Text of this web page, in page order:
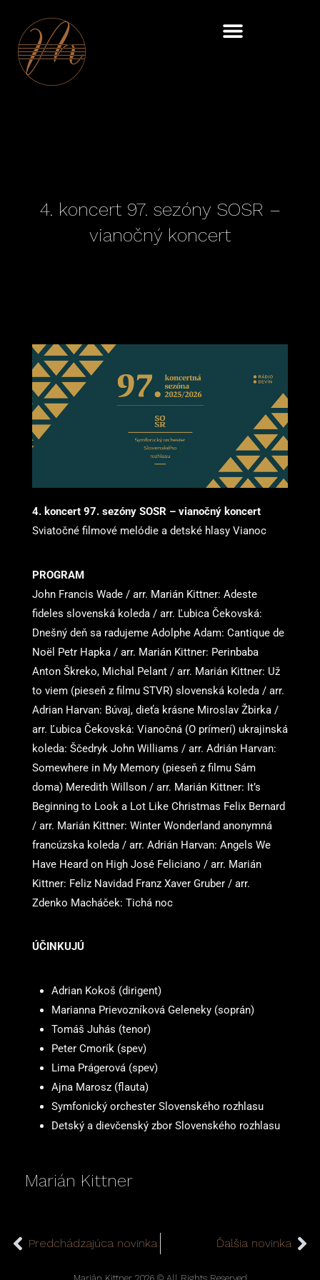
content
4. koncert 97. sezóny SOSR –
vianočný koncert
4. koncert 97. sezóny SOSR – vianočný koncert
Sviatočné filmové melódie a detské hlasy Vianoc
PROGRAM
John Francis Wade / arr. Marián Kittner: Adeste
fideles slovenská koleda / arr. Ľubica Čekovská:
Dnešný deň sa radujeme Adolphe Adam: Cantique de
Noël Petr Hapka / arr. Marián Kittner: Perinbaba
Anton Škreko, Michal Pelant / arr. Marián Kittner: Už
to viem (pieseň z filmu STVR) slovenská koleda / arr.
Adrian Harvan: Búvaj, dieťa krásne Miroslav Žbirka /
arr. Ľubica Čekovská: Vianočná (O prímerí) ukrajinská
koleda: Ščedryk John Williams / arr. Adrián Harvan:
Somewhere in My Memory (pieseň z filmu Sám
doma) Meredith Willson / arr. Marián Kittner: It’s
Beginning to Look a Lot Like Christmas Felix Bernard
/ arr. Marián Kittner: Winter Wonderland anonymná
francúzska koleda / arr. Adrián Harvan: Angels We
Have Heard on High José Feliciano / arr. Marián
Kittner: Feliz Navidad Franz Xaver Gruber / arr.
Zdenko Macháček: Tichá noc
ÚČINKUJÚ
Adrian Kokoš (dirigent)
Marianna Prievozníková Geleneky (soprán)
Tomáš Juhás (tenor)
Peter Cmorík (spev)
Lima Prágerová (spev)
Ajna Marosz (flauta)
Symfonický orchester Slovenského rozhlasu
Detský a dievčenský zbor Slovenského rozhlasu
Marián Kittner
PrevPredchádzajúca novinka Ďalšia novinka